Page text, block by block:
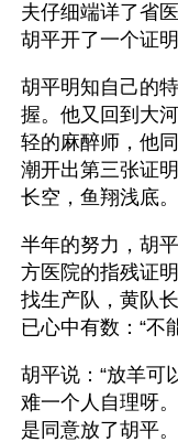
夫仔细端详了省
胡平开了一个证明
胡平明知自己的
握。他又回到大
轻的麻醉师，他
潮开出第三张证
长空，鱼翔浅底
半年的努力，胡
方医院的指残证
找生产队，黄队
已心中有数：“不
胡平说：“放羊可
难一个人自理呀
是同意放了胡平。